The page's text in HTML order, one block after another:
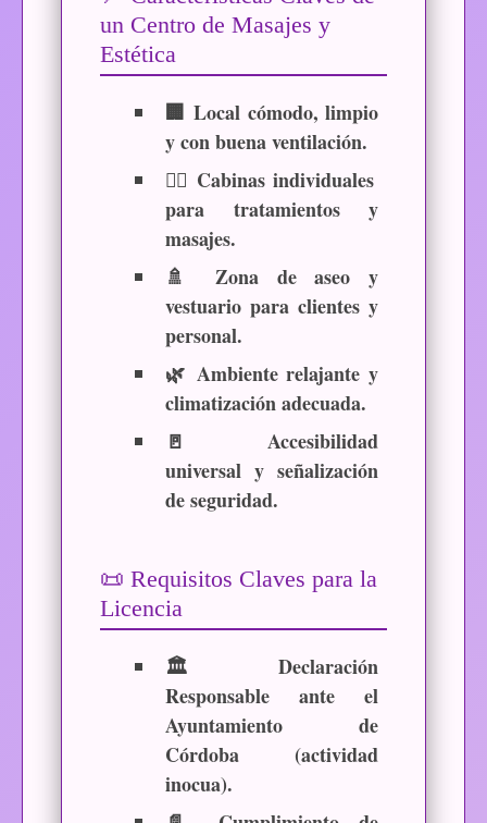
un Centro de Masajes y
Estética
🏢 Local cómodo, limpio
y con buena ventilación.
💆‍♀️ Cabinas individuales
para tratamientos y
masajes.
🚿Zona de aseo y
vestuario para clientes y
personal.
🌿 Ambiente relajante y
climatización adecuada.
🚪 Accesibilidad
universal y señalización
de seguridad.
📜 Requisitos Claves para la
Licencia
🏛 Declaración
Responsable ante el
Ayuntamiento de
Córdoba (actividad
inocua).